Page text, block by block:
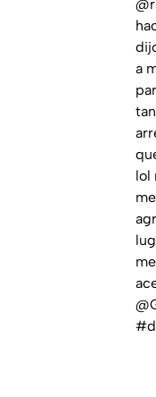
a
lol